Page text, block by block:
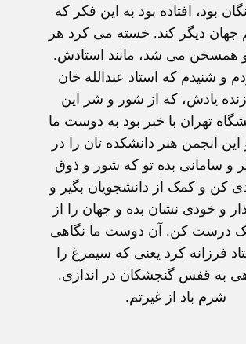
بود، افتاده بود به اين فکر که
جهان ديگر کند. خسته می کرد هر
همسخن می شد، مانند استادش.
و شنيدم که استاد عبدالله خان
يادش، که از شور و شر اين
تهران با خبر بود به دوست ما
انجمن هنر دانشکده تان را در
و سامانی بده تو که شور و ذوق
کن و کمک از دانشجويان بگير و
و خودی نشان بده و جهان را از
درست کن. آن دوست ما نگاهی
فرزانه کرد يعنی که سيمرغ را
به قفس گنجشکان در اندازی.
شرم باد از غيرتم.